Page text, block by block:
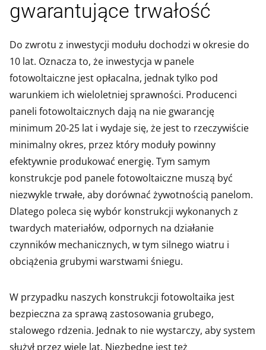
gwarantujące trwałość
Do zwrotu z inwestycji modułu dochodzi w okresie do
10 lat. Oznacza to, że inwestycja w panele
fotowoltaiczne jest opłacalna, jednak tylko pod
warunkiem ich wieloletniej sprawności. Producenci
paneli fotowoltaicznych dają na nie gwarancję
minimum 20-25 lat i wydaje się, że jest to rzeczywiście
minimalny okres, przez który moduły powinny
efektywnie produkować energię. Tym samym
konstrukcje pod panele fotowoltaiczne muszą być
niezwykle trwałe, aby dorównać żywotnością panelom.
Dlatego poleca się wybór konstrukcji wykonanych z
twardych materiałów, odpornych na działanie
czynników mechanicznych, w tym silnego wiatru i
obciążenia grubymi warstwami śniegu.
W przypadku naszych konstrukcji fotowoltaika jest
bezpieczna za sprawą zastosowania grubego,
stalowego rdzenia. Jednak to nie wystarczy, aby system
służył przez wiele lat. Niezbędne jest też